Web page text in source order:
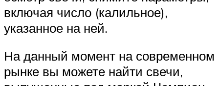
включая число (калильное),
указанное на ней.
На данный момент на современном
рынке вы можете найти свечи,